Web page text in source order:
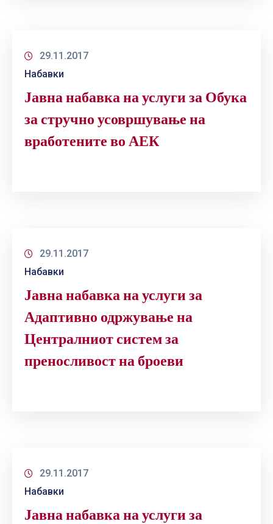
29.11.2017
Набавки
Јавна набавка на услуги за Обука
за стручно усовршување на
вработените во АЕК
29.11.2017
Набавки
Јавна набавка на услуги за
Адаптивно одржување на
Централниот систем за
преносливост на броеви
29.11.2017
Набавки
Јавна набавка на услуги за